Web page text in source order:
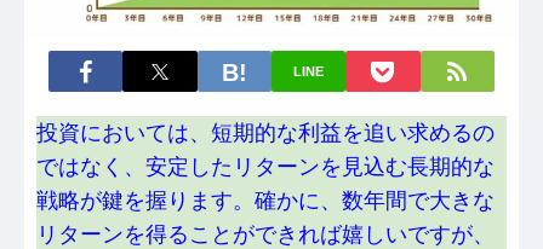
LINE
投資においては、短期的な利益を追い求めるの
ではなく、安定したリターンを見込む長期的な
戦略が鍵を握ります。確かに、数年間で大きな
リターンを得ることができれば嬉しいですが、